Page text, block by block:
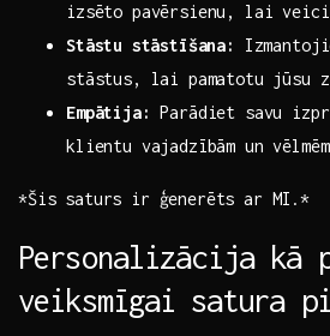
izsēto pavērsienu,‌ lai
Stāstu ⁢stāstīšana:
stāstus, lai pamatotu jūsu
Empātija: Parādiet savu
klientu vajadzībām un
*Šis saturs ir ģenerēts ar MI.*
Personalizācija kā
veiksmīgai ⁣satura